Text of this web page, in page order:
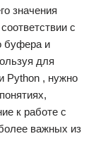
значения
с
буфера и
для
Python , нужно
к работе с
важных из